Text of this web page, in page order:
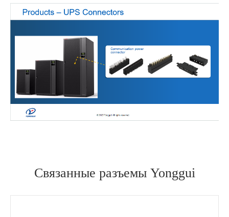
Связанные разъемы Yonggui
在线咨询